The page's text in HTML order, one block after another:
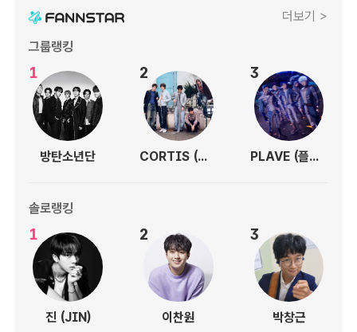
더보기 >
그룹랭킹
1
방탄소년단
2
CORTIS (코르티스)
3
PLAVE (플레이브)
솔로랭킹
1
진 (JIN)
2
이찬원
3
박창근